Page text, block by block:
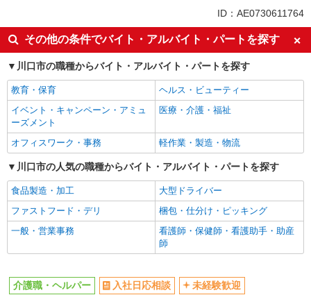
入社日応相談
未経験歓迎
経験者・有資格者歓迎
新卒・第二新卒歓迎
女性活躍中
主婦・主夫歓迎
フリーター歓迎
学歴不問
ブランクOK
ミドル（40代～）活躍中
エルダー（50代～）活躍中
シニア（60代～）活躍中
高収入・高額
ボーナス・賞与あり
昇給あり
完全週休2日制
フルタイム歓迎
禁煙・分煙
駅直結・駅チカ
車通勤OK
バイク通勤OK
自転車通勤OK
残業少なめ（月20h未満）
交通費支給
社会保険あり
産休・育休取得実績あり
ID：AE0730611764
その他の条件でバイト・アルバイト・パートを探す
川口市の職種からバイト・アルバイト・パートを探す
教育・保育
ヘルス・ビューティー
イベント・キャンペーン・アミュ
ーズメント
医療・介護・福祉
オフィスワーク・事務 軽作業・製造・物流
川口市の人気の職種からバイト・アルバイト・パートを探す
食品製造・加工
大型ドライバー
ファストフード・デリ
梱包・仕分け・ピッキング
一般・営業事務
看護師・保健師・看護助手・助産
師
介護職・ヘルパー 入社日応相談
未経験歓迎